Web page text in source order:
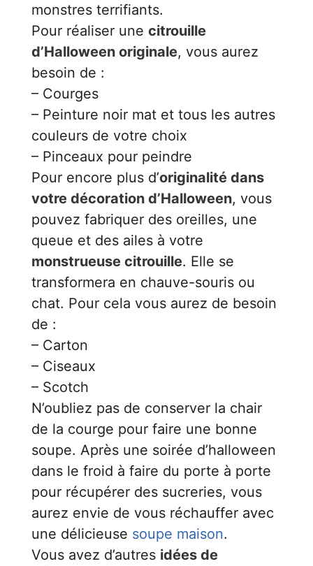
monstres terrifiants.
Pour réaliser une citrouille
d’Halloween originale, vous aurez
besoin de :
– Courges
– Peinture noir mat et tous les autres
couleurs de votre choix
– Pinceaux pour peindre
Pour encore plus d’originalité dans
votre décoration d’Halloween, vous
pouvez fabriquer des oreilles, une
queue et des ailes à votre
monstrueuse citrouille. Elle se
transformera en chauve-souris ou
chat. Pour cela vous aurez de besoin
de :
– Carton
– Ciseaux
– Scotch
N’oubliez pas de conserver la chair
de la courge pour faire une bonne
soupe. Après une soirée d’halloween
dans le froid à faire du porte à porte
pour récupérer des sucreries, vous
aurez envie de vous réchauffer avec
une délicieuse soupe maison.
Vous avez d’autres idées de